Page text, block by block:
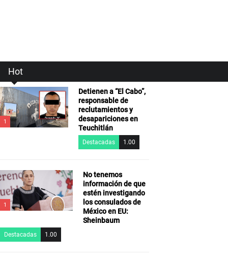
Hot
1
Detienen a “El Cabo”,
responsable de
reclutamientos y
desapariciones en
Teuchitlán
Destacadas 1.00
1
No tenemos
información de que
estén investigando
los consulados de
México en EU:
Sheinbaum
Destacadas 1.00